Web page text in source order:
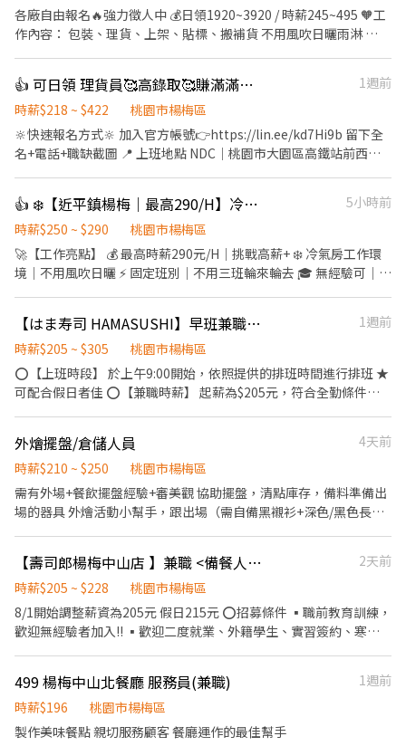
各廠自由報名🔥強力徵人中 💰日領1920~3920 / 時薪245~495 🧡工
作內容： 包裝、理貨、上架、貼標、搬補貨 不用風吹日曬雨淋 🌤️
大園區建國路000號 高鐵:桃園市中壢區高鐵南路四段000號 🕘 威獅
倉 早班｜ 08:00－17:00 晚班｜ 16:00－01:00 夜班｜ 22:00－07:00
🕘楊梅倉 早班｜08:00－17:00 晚班｜18:00－03:00 大夜｜00:00－
09:00 🕘大園 早班｜09:00-18:00 晚班｜15:00-00:00 晚八｜20:00-
一波🔥 日領全薪 / 週領最高1萬 📱加 ʟɪɴᴇ快速報名趕快卡位 點擊快
速✚好友： https://lin.ee/JefzYJo #提供住宿 #免費供餐 #日領全薪
帳戶 #現金 #日領#週領 ⚡️⚡️⚡️名額有限 截圖✚ ʟɪɴᴇ 報名 ⚡️⚡️⚡️ 安心求
職請找💼徐小姐
👍 可日領 理貨員🥰高錄取🥰賺滿滿🥰各種津貼等你拿🥰
1週前
時薪$218 ~ $422
桃園市楊梅區
🔆快速報名方式🔆 加入官方帳號👉https://lin.ee/kd7Hi9b 留下全
名+電話+職缺截圖 📍 上班地點 NDC｜桃園市大園區高鐵站前西路
市蘆竹區蘆竹街177號 DC6｜桃園市楊梅區高獅路589號 DC11｜桃
園市楊梅區梅獅路395巷19號 📌 招募資訊 報到日：每週一／三／五
休假制度：排休制，可自選幾天 （每週需上滿 40 小時） ⏰ 班別
與時薪（含區域＋班別津貼） ☀️ 日班（休 1 小時） 08:00–17:00｜
246 / h 🌑 夜班中間會安排休息（可上廁所／喝水） 00:00–08:00｜
253 / h 📌 不供餐（可自帶或代訂） 💰 加班與津貼 加班前休息 30 分
倍 堆高機津貼：+25 / h （需效期內證照） 六日出勤津貼：+40 /
h （最高 +320 / 天） 🧾 薪資與工作內容 計薪期間：每月 1 號～
月底 發薪日：每月 10 號 工作內容：理貨、退貨 需配合：久站／久
走／搬重物／加班／現場排班 重物部分會有輔具不用擔心~ 加班部
分會因為檔期增減 🔆快速報名方式🔆 加入官方帳號👉
https://lin.ee/kd7Hi9b 留下全名+電話+職缺截圖
👍 ❄️【近平鎮楊梅｜最高290/H】冷氣房固定班｜無經驗可培訓
5小時前
時薪$250 ~ $290
桃園市楊梅區
🚀【工作亮點】 💰 最高時薪290元/H｜挑戰高薪+ ❄️ 冷氣房工作環
境｜不用風吹日曬 ⚡ 固定班別｜不用三班輪來輪去 🎓 無經驗可｜有
園市楊梅區 📌 高獅路822巷10號 📌 高青路28巷3號
━━━━━━━━━━ 🔧【工作內容】 ✔ 精密零件清洗作業 ✔ 自
動化設備操作 ✔ 儀器檢測與品質確認 ✔ 依照標準流程完成生產 ※
工作內容固定，有完整教育訓練 ━━━━━━━━━━ 💰【高薪固
一休，依單位安排） ━━━━━━━━━━ 🔥 高薪科技職缺限量開
放！ 現在加入，讓你的收入與能力一起升級！ 🎁 福利 ▶ 團保、三
▬▬▬▬▬▬▬▬【預約報名】▬▬▬▬▬▬▬▬ 📲 預約報名 👤
HR陳先生 📞 0902-160-886 💬 加好友請告知【姓名＋電話】 💚 官
方帳號：@325nrgvm 💚 快速加入https://lin.ee/7kPEafx 👉 名額
有限，額滿即止，想賺快投！
【はま寿司 HAMASUSHI】早班兼職★時薪210元起(含全勤)★楊梅店
1週前
時薪$205 ~ $305
桃園市楊梅區
⭕【上班時段】 於上午9:00開始，依照提供的排班時間進行排班 ★
可配合假日者佳 ⭕【兼職時薪】 起薪為$205元，符合全勤條件者
費員工餐 ★三節福利、生日禮金、夜班出勤津貼 ★提供員工制服及
工作鞋 ★年度健檢 ★勞保、健保，6％勞退提撥 ⭕【工作說明】
《內場》:餐點製作、食材備料、進貨盤點 《外場》:接待服務顧客、
收銀結帳、環境整潔 ★開朗活潑有笑容 ★ＳＯＰ專業流程 ★無經驗
標是成為全球第一的連鎖餐飲集團。 我們堅持使用安全及高品質的
食材，當場現點現作提供美味可口的日本國民美食-牛丼/咖哩，並
格，強調食品安全，顧客安心。不論是單獨一人、與家人一起、朋
友一起，皆可享受用餐的樂趣。
外燴擺盤/倉儲人員
4天前
時薪$210 ~ $250
桃園市楊梅區
需有外場+餐飲擺盤經驗+審美觀 協助擺盤，清點庫存，備料準備出
場的器具 外燴活動小幫手，跟出場（需自備黑襯衫+深色/黑色長褲
必須遵守 有興趣歡迎投履歷表，如已有其他工作還不確定也可先告
知，可安排試上班一段時間看表現 依能力調薪，可勝任獨立執行交
代事件佳 會開車（手排，有駕照）優先，時薪會更高 需配合度高，
排班彈性，時間依活動排班
【壽司郎楊梅中山店 】兼職 <備餐人員>💰時薪205元起
2天前
時薪$205 ~ $228
桃園市楊梅區
8/1開始調整薪資為205元 假日215元 ⭕招募條件 ▪職前教育訓練，
歡迎無經驗者加入!! ▪歡迎二度就業、外籍學生、實習簽約、寒暑
整理食材 ▪一年4次考核及調薪 ▪加班費5分鐘為單位計算 ⭕企業
魅力 ▪「以人為本」注重團隊合作及交流，採納同仁的意見，提升
參與感 ▪除學習到日本商業禮儀、衛生知識及專業的烹飪技巧，還
499 楊梅中山北餐廳 服務員(兼職)
1週前
時薪$196
桃園市楊梅區
製作美味餐點 親切服務顧客 餐廳運作的最佳幫手